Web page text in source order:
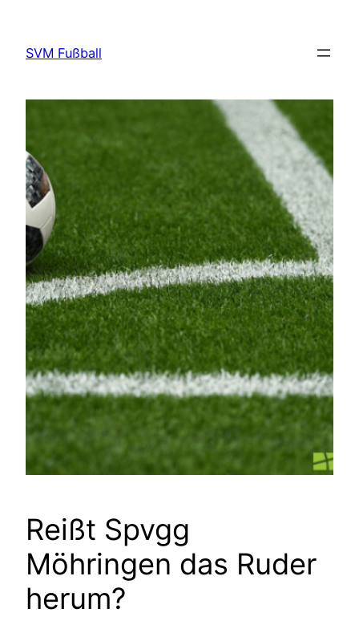
InhaltSVM Fußball
Reißt Spvgg
Möhringen das Ruder
herum?